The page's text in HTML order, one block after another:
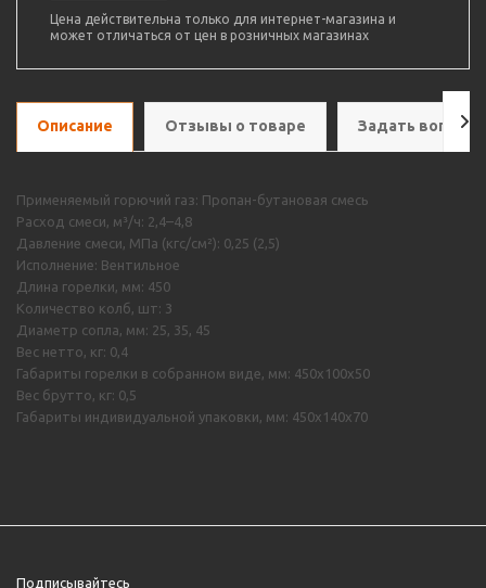
Цена действительна только для интернет-магазина и
может отличаться от цен в розничных магазинах
Описание Отзывы о товаре Задать вопрос
Применяемый горючий газ: Пропан-бутановая смесь
Расход смеси, м³/ч: 2,4–4,8
Давление смеси, МПа (кгс/см²): 0,25 (2,5)
Исполнение: Вентильное
Длина горелки, мм: 450
Количество колб, шт: 3
Диаметр сопла, мм: 25, 35, 45
Вес нетто, кг: 0,4
Габариты горелки в собранном виде, мм: 450х100х50
Вес брутто, кг: 0,5
Габариты индивидуальной упаковки, мм: 450х140х70
Подписывайтесь